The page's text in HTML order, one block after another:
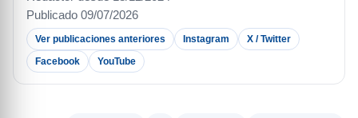
Publicado 09/07/2026
Ver publicaciones anteriores Instagram
X / Twitter
Facebook
YouTube